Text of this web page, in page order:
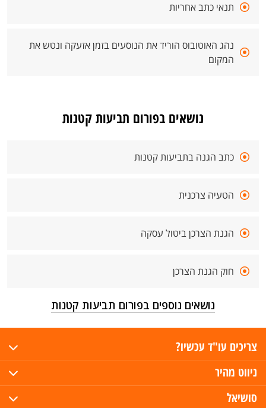
תנאי כתב אחריות
נהג האוטובוס הוריד את הנוסעים בזמן אזעקה ונטש את
המקום
נושאים בפורום תביעות קטנות
כתב הגנה בתביעות קטנות
הטעיה צרכנית
הגנת הצרכן ביטול עסקה
חוק הגנת הצרכן
נושאים נוספים בפורום תביעות קטנות
צריכים עו"ד עכשיו?
ניווט מהיר
סושיאל